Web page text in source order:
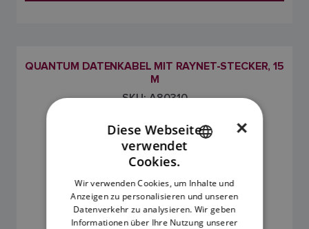
QUANTUM DATENKABEL MIT RAYNET-STECKER, 15
M
SKU: A80310
DANISH
ITALIAN
×
Diese Webseite
verwendet
Cookies.
Wir verwenden Cookies, um Inhalte und
Anzeigen zu personalisieren und unseren
Datenverkehr zu analysieren. Wir geben
Informationen über Ihre Nutzung unserer